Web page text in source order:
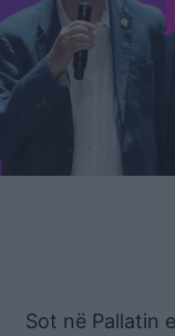
Sot në Pallatin